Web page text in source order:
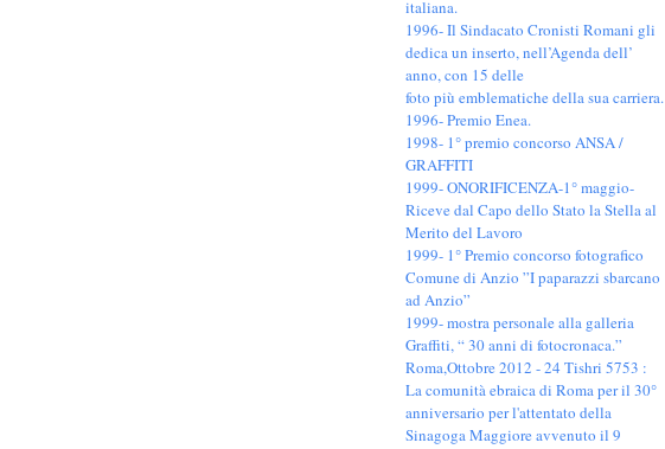
italiana.
1996- Il Sindacato Cronisti Romani gli
dedica un inserto, nell’Agenda dell’
anno, con 15 delle
foto più emblematiche della sua carriera.
1996- Premio Enea.
1998- 1° premio concorso ANSA /
GRAFFITI
1999- ONORIFICENZA-1° maggio-
Riceve dal Capo dello Stato la Stella al
Merito del Lavoro
1999- 1° Premio concorso fotografico
Comune di Anzio ”I paparazzi sbarcano
ad Anzio”
1999- mostra personale alla galleria
Graffiti, “ 30 anni di fotocronaca.”
Roma,Ottobre 2012 - 24 Tishri 5753 :
La comunità ebraica di Roma per il 30°
anniversario per l'attentato della
Sinagoga Maggiore avvenuto il 9